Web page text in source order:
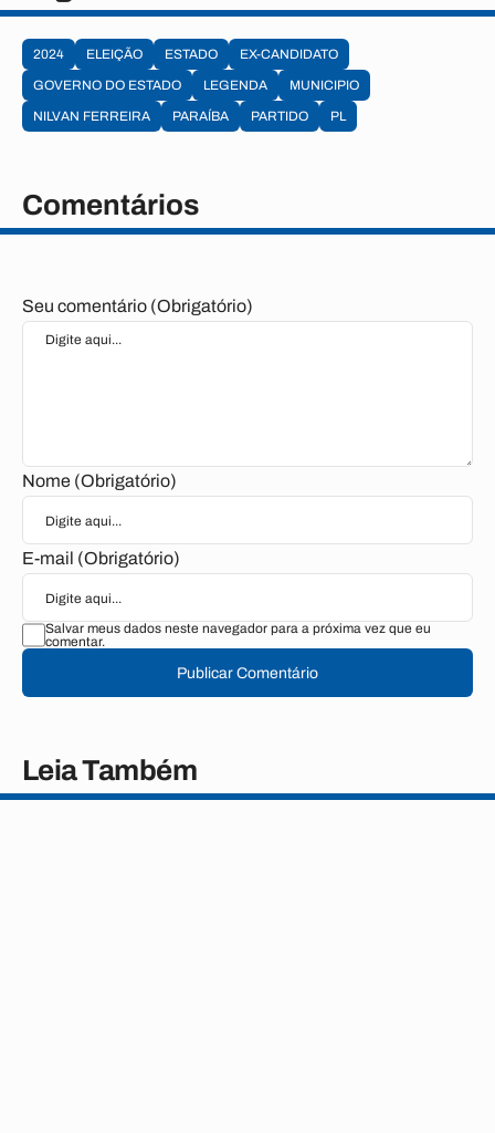
2024 ELEIÇÃO ESTADO
EX-CANDIDATO
GOVERNO DO ESTADO
LEGENDA
MUNICIPIO
NILVAN FERREIRA
PARAÍBA PARTIDO PL
Comentários
Seu comentário (Obrigatório)
Nome (Obrigatório)
E-mail (Obrigatório)
Salvar meus dados neste navegador para a próxima vez que eu
comentar.
Publicar Comentário
Leia Também